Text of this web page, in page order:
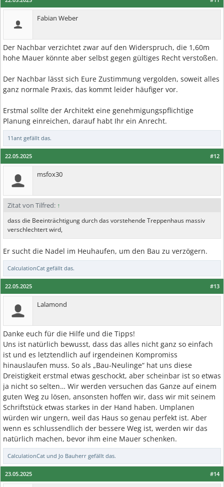
Fabian Weber
Der Nachbar verzichtet zwar auf den Widerspruch, die 1,60m
hohe Mauer könnte aber selbst gegen gültiges Recht verstoßen.
Der Nachbar lässt sich Eure Zustimmung vergolden, soweit alles
ganz normale Praxis, das kommt leider häufiger vor.
Erstmal sollte der Architekt eine genehmigungspflichtige
Planung einreichen, darauf habt Ihr ein Anrecht.
11ant gefällt das.
#12
22.05.2025
msfox30
Zitat von Tilfred: ↑
dass die Beeinträchtigung durch das vorstehende Treppenhaus massiv
verschlechtert wird,
Er sucht die Nadel im Heuhaufen, um den Bau zu verzögern.
CalculationCat gefällt das.
#13
22.05.2025
Lalamond
Danke euch für die Hilfe und die Tipps!
Uns ist natürlich bewusst, dass das alles nicht ganz so einfach
ist und es letztendlich auf irgendeinen Kompromiss
hinauslaufen muss. So als „Bau-Neulinge“ hat uns diese
Dreistigkeit erstmal etwas geschockt, aber scheinbar ist so etwas
ja nicht so selten… Wir werden versuchen das Ganze auf einem
guten Weg zu lösen, ansonsten hoffen wir, dass wir mit seinem
Schriftstück etwas starkes in der Hand haben. Umplanen
würden wir ungern, weil das Haus so genau perfekt ist. Aber
wenn es schlussendlich der bessere Weg ist, werden wir das
natürlich machen, bevor ihm eine Mauer schenken.
CalculationCat und Jo Bauherr gefällt das.
#14
23.05.2025